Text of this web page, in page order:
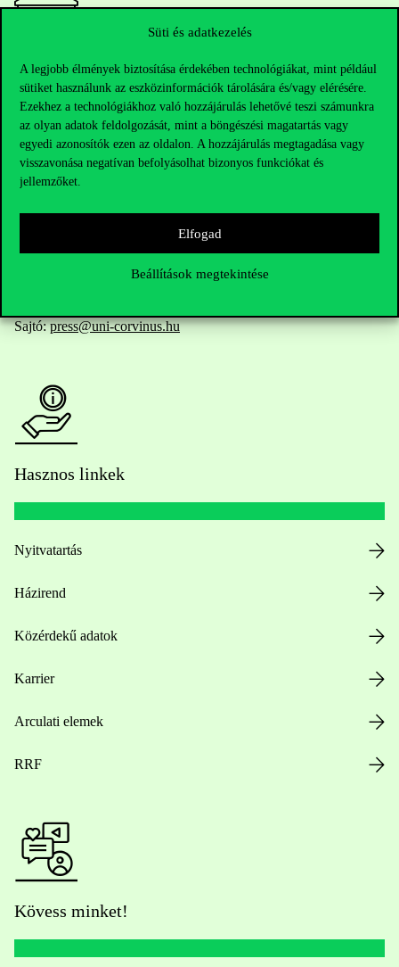
Süti és adatkezelés
A legjobb élmények biztosítása érdekében technológiákat, mint például
sütiket használunk az eszközinformációk tárolására és/vagy elérésére.
Ezekhez a technológiákhoz való hozzájárulás lehetővé teszi számunkra
az olyan adatok feldolgozását, mint a böngészési magatartás vagy
egyedi azonosítók ezen az oldalon. A hozzájárulás megtagadása vagy
visszavonása negatívan befolyásolhat bizonyos funkciókat és
jellemzőket.
Elfogad
Beállítások megtekintése
Elérhetőségek
Telefonszám:+36 1 482 5000
HUB jelenlegi hallgatóinknak
Sajtó:press@uni-corvinus.hu
Hasznos linkek
Nyitvatartás
Házirend
Közérdekű adatok
Karrier
Arculati elemek
RRF
Kövess minket!